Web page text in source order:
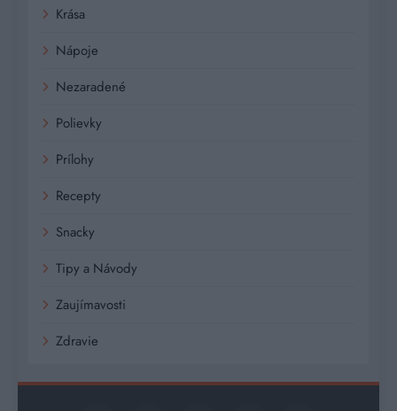
Krása
Nápoje
Nezaradené
Polievky
Prílohy
Recepty
Snacky
Tipy a Návody
Zaujímavosti
Zdravie